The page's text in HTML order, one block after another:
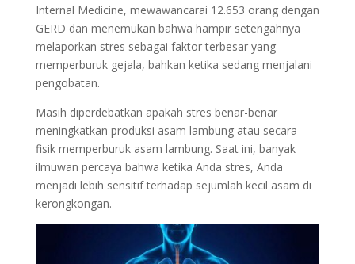
Internal Medicine, mewawancarai 12.653 orang dengan
GERD dan menemukan bahwa hampir setengahnya
melaporkan stres sebagai faktor terbesar yang
memperburuk gejala, bahkan ketika sedang menjalani
pengobatan.
Masih diperdebatkan apakah stres benar-benar
meningkatkan produksi asam lambung atau secara
fisik memperburuk asam lambung. Saat ini, banyak
ilmuwan percaya bahwa ketika Anda stres, Anda
menjadi lebih sensitif terhadap sejumlah kecil asam di
kerongkongan.